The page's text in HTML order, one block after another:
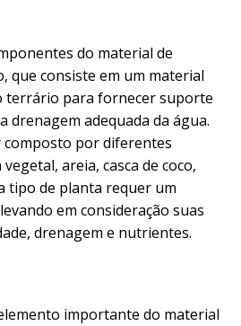
do material de
que consiste em um material
terrário para fornecer suporte
drenagem adequada da água.
por diferentes
areia, casca de coco,
tipo de planta requer um
em consideração suas
drenagem e nutrientes.
importante do material